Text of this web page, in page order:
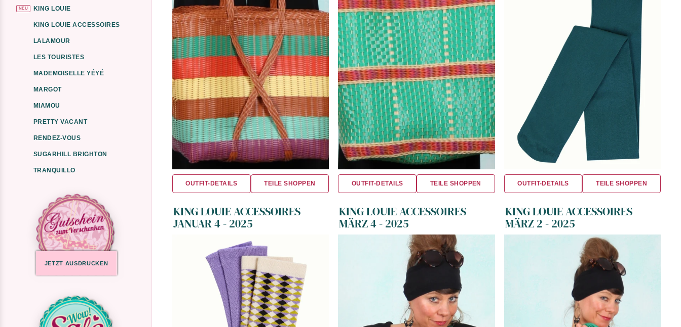
NEU KING LOUIE
KING LOUIE ACCESSOIRES
LALAMOUR
LES TOURISTES
MADEMOISELLE YÉYÉ
MARGOT
MIAMOU
PRETTY VACANT
RENDEZ-VOUS
SUGARHILL BRIGHTON
TRANQUILLO
JETZT AUSDRUCKEN
OUTFIT-DETAILS TEILE SHOPPEN OUTFIT-DETAILS TEILE SHOPPEN OUTFIT-DETAILS TEILE SHOPPEN
KING LOUIE ACCESSOIRES
JANUAR 4 - 2025
KING LOUIE ACCESSOIRES
MÄRZ 4 - 2025
KING LOUIE ACCESSOIRES
MÄRZ 2 - 2025